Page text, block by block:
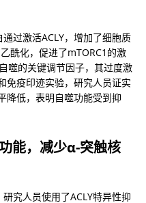
过激活ACLY，增加了细胞质
酰化，促进了mTORC1的激
噬的关键调节因子，其过度激
免疫印迹实验，研究人员证实
降低，表明自噬功能受到抑
能，减少α-突触核
究人员使用了ACLY特异性抑